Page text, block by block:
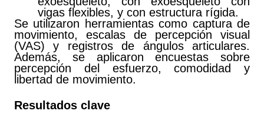
vigas flexibles, y con estructura rígida.
Se utilizaron herramientas como captura de
movimiento, escalas de percepción visual
(VAS) y registros de ángulos articulares.
Además, se aplicaron encuestas sobre
percepción del esfuerzo, comodidad y
libertad de movimiento.
Resultados clave